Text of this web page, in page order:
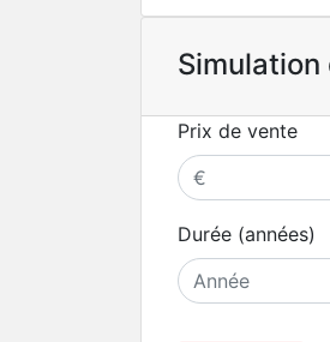
Prix de vente
Durée (années)